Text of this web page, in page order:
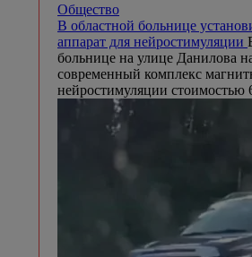
Общество
В областной больнице
аппарат для нейростимуляции
больнице на улице Данилова
современный комплекс
нейростимуляции стоимостью